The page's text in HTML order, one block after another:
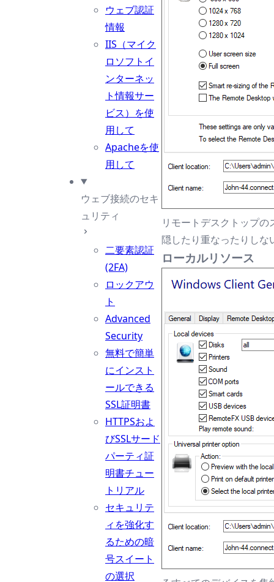
ウェブ認証
情報
IIS（マイク
ロソフトイ
ンターネッ
ト情報サー
ビス）を使
用して
Apacheを使
用して
ウェブ接続のセキ
ュリティ
二要素認証
(2FA)
ロックアウ
ト
Advanced
Security
無料で簡単
にインスト
ールできる
SSL証明書
HTTPSおよ
びSSLサード
パーティ証
明書チュー
トリアル
セキュリテ
ィを強化す
るための暗
号スイート
の選択
リモートデスクトップ
隠したり重なったりし
ローカルリソース